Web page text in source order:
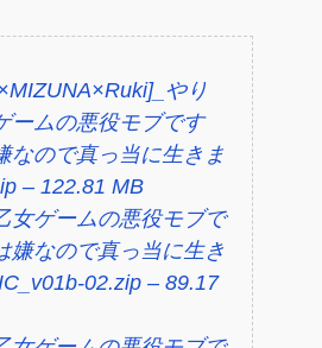
やり
ームの悪役モブです
なので真っ当に生きま
– 122.81 MB
女ゲームの悪役モブで
嫌なので真っ当に生き
02.zip – 89.17